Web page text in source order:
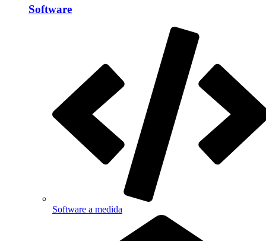
Software
Software a medida